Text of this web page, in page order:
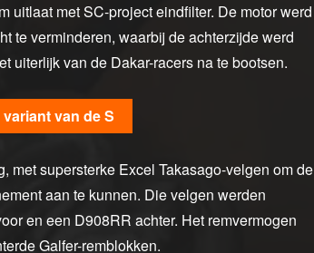
uitlaat met SC-project eindfilter. De motor werd
te verminderen, waarbij de achterzijde werd
uiterlijk van de Dakar-racers na te bootsen.
van de S
met supersterke Excel Takasago-velgen om de
aan te kunnen. Die velgen werden
en een D908RR achter. Het remvermogen
Galfer-remblokken.